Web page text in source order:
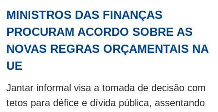
MINISTROS DAS FINANÇAS
PROCURAM ACORDO SOBRE AS
NOVAS REGRAS ORÇAMENTAIS NA
UE
Jantar informal visa a tomada de decisão com
tetos para défice e dívida pública, assentando